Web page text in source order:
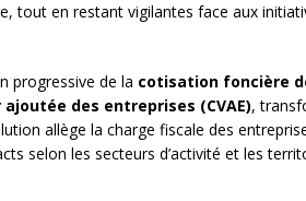
tout en restant vigilantes face aux
progressive de la cotisation foncière
des entreprises (CVAE),
allège la charge fiscale des
selon les secteurs d’activité et les